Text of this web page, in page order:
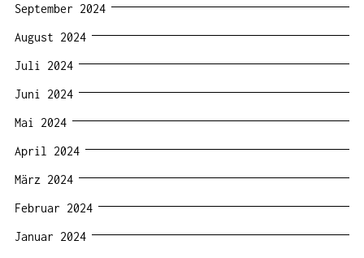
September 2024
August 2024
Juli 2024
Juni 2024
Mai 2024
April 2024
März 2024
Februar 2024
Januar 2024